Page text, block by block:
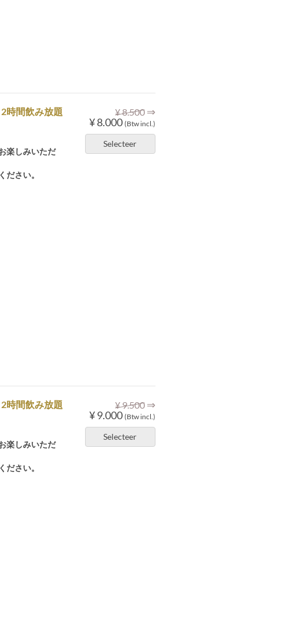
¥ 8.500 ⇒
¥ 8.000 (Btw incl.)
Selecteer
時間飲み放題
楽しみいただ
さい。
¥ 9.500 ⇒
¥ 9.000 (Btw incl.)
Selecteer
時間飲み放題
楽しみいただ
さい。